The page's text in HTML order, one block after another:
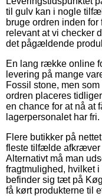
til gulv kan i nogle
bruge ordren inden
relevant at vi checker
det pågældende
En lang række online
levering på mange
Fossil stone, men
ordren placeres
en chance for at nå at
lagerpersonalet har fri.
Flere butikker på
fleste tilfælde afkræver
Alternativt må man
fragtmulighed, hvilket
befinder sig tæt på
få kørt produkterne til